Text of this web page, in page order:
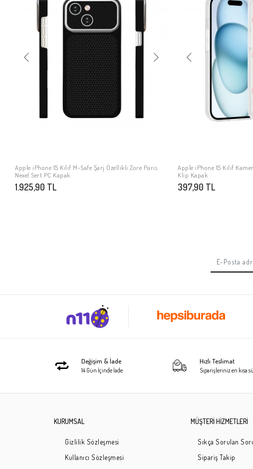
SEPETE EKLE
Apple iPhone 15 Kılıf M-Safe Şarj Özellikli Zore Paris
Nexel Sert PC Kapak
1.925,90 TL
Apple iPhone 15 Kılıf
Klip Kapak
397,90 TL
Değişim & İade
14 Gün İçinde İade
Hızlı Teslimat
Siparişleriniz en kısa
KURUMSAL
Gizlilik Sözleşmesi
Kullanıcı Sözleşmesi
MÜŞTERİ HİZMETLERİ
Sıkça Sorulan
Sipariş Takip